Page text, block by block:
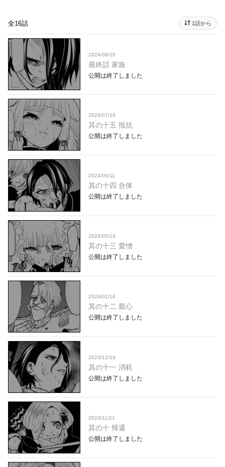
全16話 1話から
2024/08/20
最終話 家族
公開は終了しました
2024/07/16
其の十五 抵抗
公開は終了しました
2024/06/11
其の十四 合体
公開は終了しました
2024/05/14
其の十三 愛憎
公開は終了しました
2024/01/16
其の十二 親心
公開は終了しました
2023/12/19
其の十一 消耗
公開は終了しました
2023/11/21
其の十 帰還
公開は終了しました